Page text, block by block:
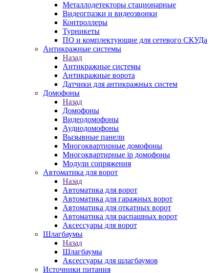
Металлодетекторы стационарные
Видеогпазки и видеозвонки
Контроллеры
Турникеты
ПО и комплектующие для сетевого СКУДа
Антикражные системы
Назад
Антикражные системы
Антикражные ворота
Датчики для антикражных систем
Домофоны
Назад
Домофоны
Видеодомофоны
Аудиодомофоны
Вызывные панели
Многоквартирные домофоны
Многоквартирные ip домофоны
Модули сопряжения
Автоматика для ворот
Назад
Автоматика для ворот
Автоматика для гаражных ворот
Автоматика для откатных ворот
Автоматика для распашных ворот
Аксессуары для ворот
Шлагбаумы
Назад
Шлагбаумы
Аксессуары для шлагбаумов
Источники питания